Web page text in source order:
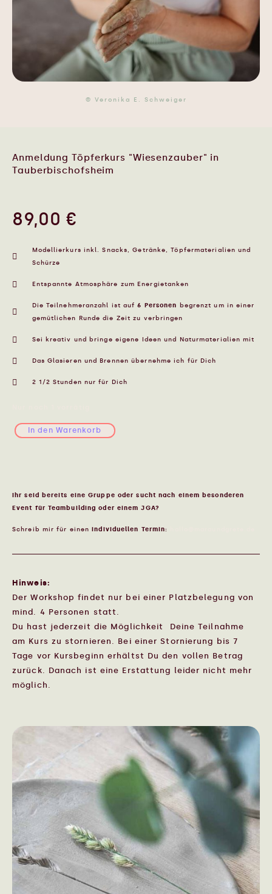
© Veronika E. Schweiger
Anmeldung Töpferkurs "Wiesenzauber" in
Tauberbischofsheim
89,00€
Modellierkurs inkl. Snacks, Getränke, Töpfermaterialien und
Schürze
Entspannte Atmosphäre zum Energietanken
Die Teilnehmeranzahl ist auf6 Personen begrenzt um in einer
gemütlichen Runde die Zeit zu verbringen
Sei kreativ und bringe eigene Ideen und Naturmaterialien mit
Das Glasieren und Brennen übernehme ich für Dich
2 1/2 Stunden nur für Dich
In den Warenkorb
Ihr seid bereits eine Gruppe oder sucht nach einem besonderen
Event für Teambuilding oder einem JGA?
Schreib mir für einen individuellen Termin:
Hinweis:
Der Workshop findet nur bei einer Platzbelegung von
mind. 4 Personen statt.
Du hast jederzeit die Möglichkeit Deine Teilnahme
am Kurs zu stornieren. Bei einer Stornierung bis 7
Tage vor Kursbeginn erhältst Du den vollen Betrag
zurück. Danach ist eine Erstattung leider nicht mehr
möglich.